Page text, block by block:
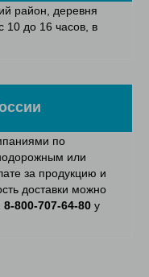
район, деревня
10 до 16 часов, в
по
или
за продукцию и
доставки можно
8-800-707-64-80 у